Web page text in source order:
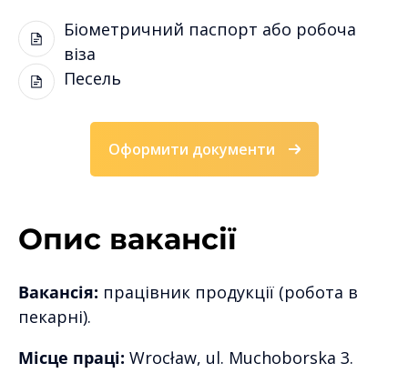
Біометричний паспорт або робоча
віза
Песель
Оформити документи
Опис вакансії
Вакансія: працівник продукції (робота в
пекарні).
Місце праці: Wrocław, ul. Muchoborska 3.